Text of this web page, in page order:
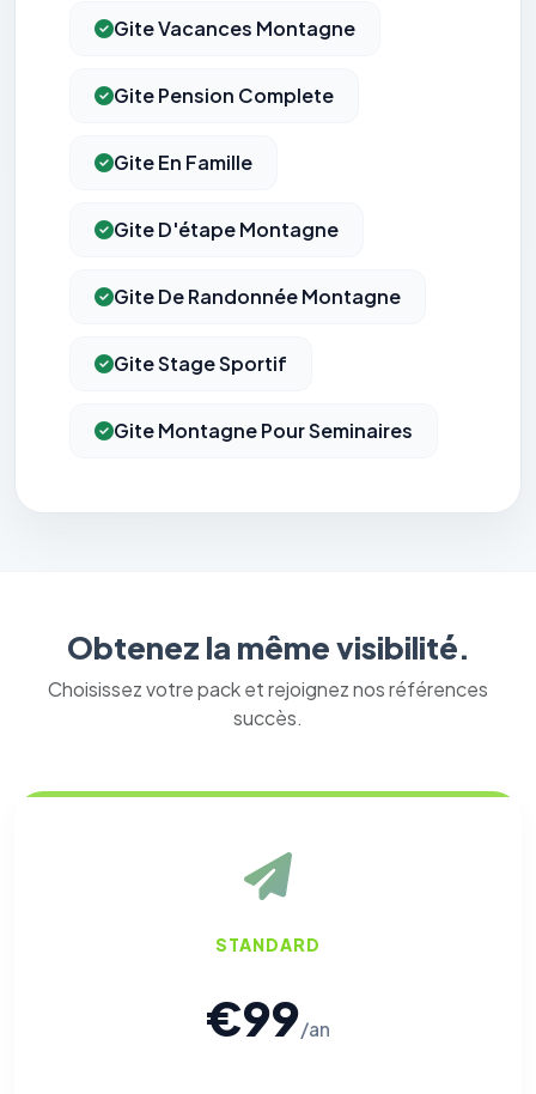
Gite Vacances Montagne
Gite Pension Complete
Gite En Famille
Gite D'étape Montagne
Gite De Randonnée Montagne
Gite Stage Sportif
Gite Montagne Pour Seminaires
Obtenez la même visibilité.
Choisissez votre pack et rejoignez nos références
succès.
STANDARD
€99/an